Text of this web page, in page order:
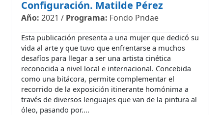
Configuración. Matilde Pérez
Año: 2021 / Programa: Fondo Pndae
Esta publicación presenta a una mujer que dedicó su
vida al arte y que tuvo que enfrentarse a muchos
desafíos para llegar a ser una artista cinética
reconocida a nivel local e internacional. Concebida
como una bitácora, permite complementar el
recorrido de la exposición itinerante homónima a
través de diversos lenguajes que van de la pintura al
óleo, pasando por....